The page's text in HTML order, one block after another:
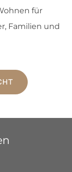
für
Familien und